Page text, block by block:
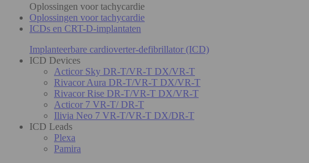
Oplossingen voor tachycardie
Oplossingen voor tachycardie
ICDs en CRT-D-implantaten
Implanteerbare cardioverter-defibrillator (ICD)
ICD Devices
Acticor Sky DR-T/VR-T DX/VR-T
Rivacor Aura DR-T/VR-T DX/VR-T
Rivacor Rise DR-T/VR-T DX/VR-T
Acticor 7 VR-T/ DR-T
Ilivia Neo 7 VR-T/VR-T DX/DR-T
ICD Leads
Plexa
Pamira